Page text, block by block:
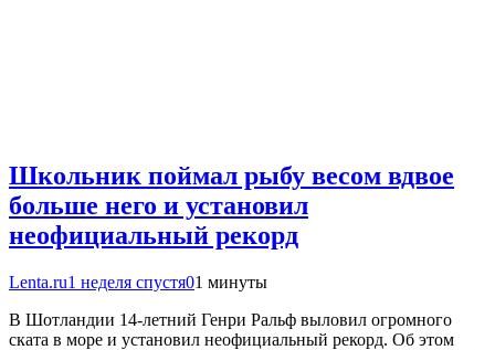
Школьник поймал рыбу весом вдвое
больше него и установил
неофициальный рекорд
Lenta.ru1 неделя спустя01 минуты
В Шотландии 14-летний Генри Ральф выловил огромного
ската в море и установил неофициальный рекорд. Об этом